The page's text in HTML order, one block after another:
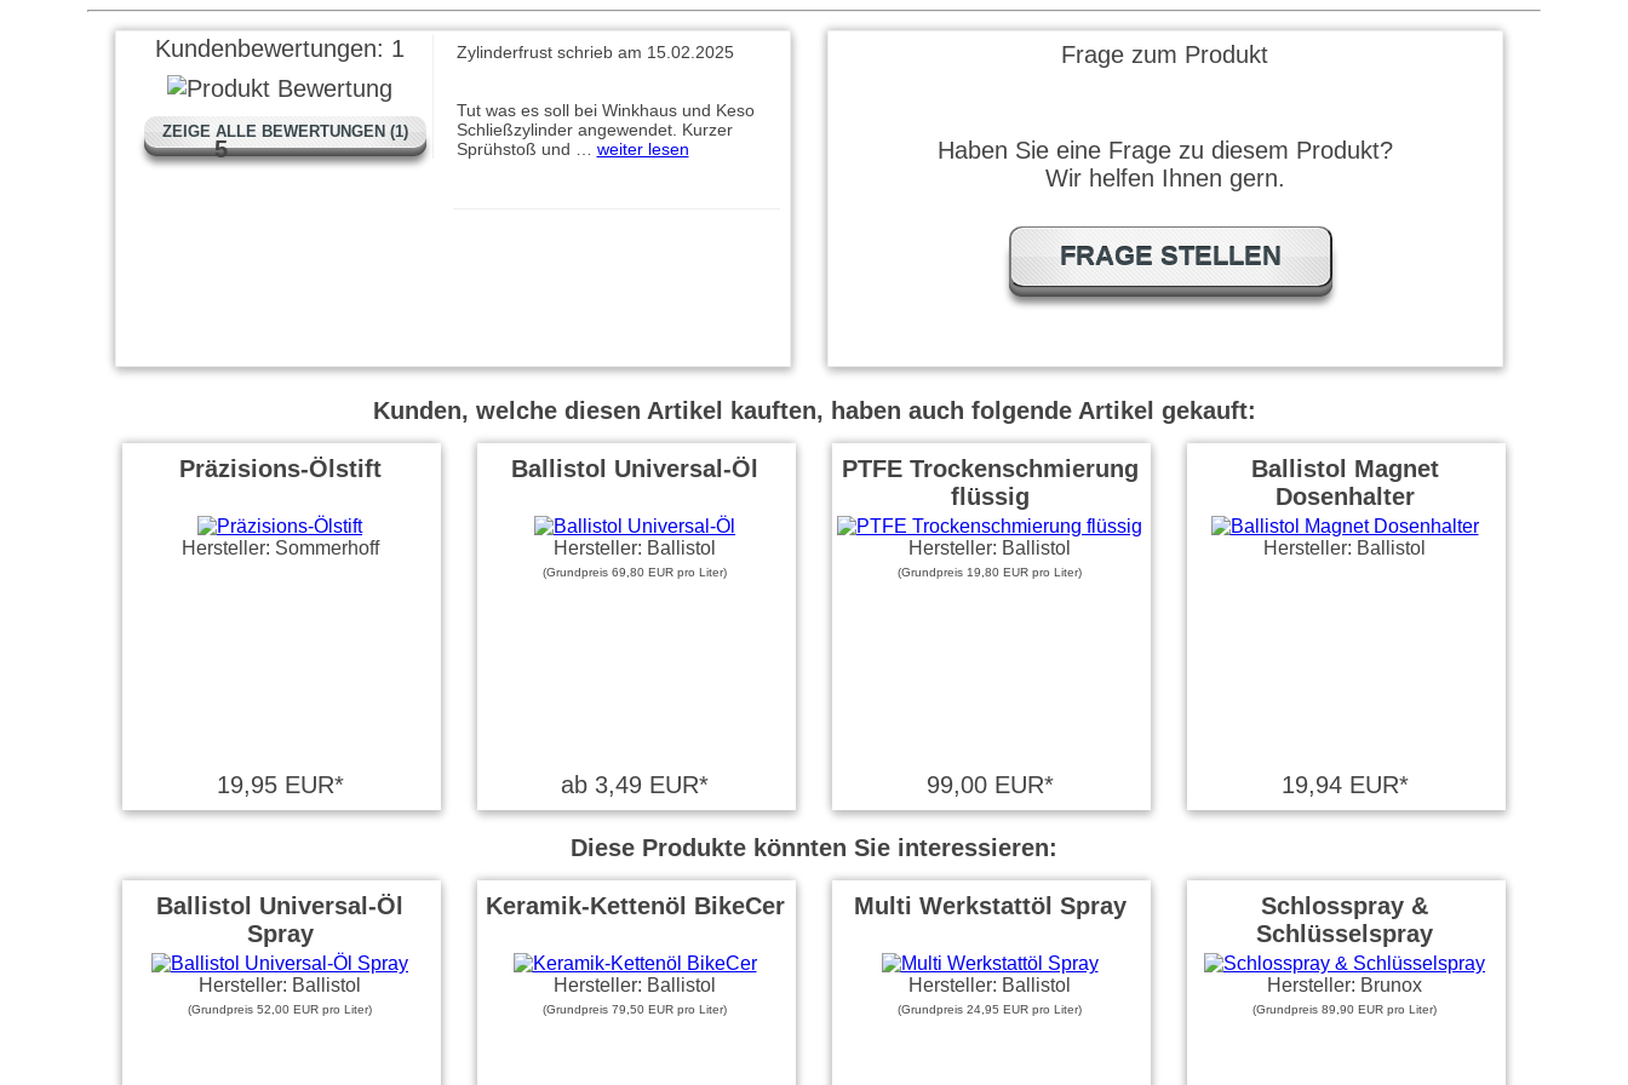
Kundenbewertungen: 1
5
ZEIGE ALLE BEWERTUNGEN (1)
Zylinderfrust schrieb am 15.02.2025
Tut was es soll bei Winkhaus und Keso
Schließzylinder angewendet. Kurzer
Sprühstoß und … weiter lesen
Frage zum Produkt
Haben Sie eine Frage zu diesem Produkt?
Wir helfen Ihnen gern.
FRAGE STELLEN
Kunden, welche diesen Artikel kauften, haben auch folgende Artikel gekauft:
Präzisions-Ölstift
Hersteller: Sommerhoff
19,95 EUR*
Ballistol Universal-Öl
Hersteller: Ballistol
(Grundpreis 69,80 EUR pro Liter)
ab 3,49 EUR*
PTFE Trockenschmierung
flüssig
Hersteller: Ballistol
(Grundpreis 19,80 EUR pro Liter)
99,00 EUR*
Ballistol Magnet
Dosenhalter
Hersteller: Ballistol
19,94 EUR*
Diese Produkte könnten Sie interessieren:
Ballistol Universal-Öl
Spray
Hersteller: Ballistol
(Grundpreis 52,00 EUR pro Liter)
Keramik-Kettenöl BikeCer
Hersteller: Ballistol
(Grundpreis 79,50 EUR pro Liter)
Multi Werkstattöl Spray
Hersteller: Ballistol
(Grundpreis 24,95 EUR pro Liter)
Schlosspray &
Schlüsselspray
Hersteller: Brunox
(Grundpreis 89,90 EUR pro Liter)